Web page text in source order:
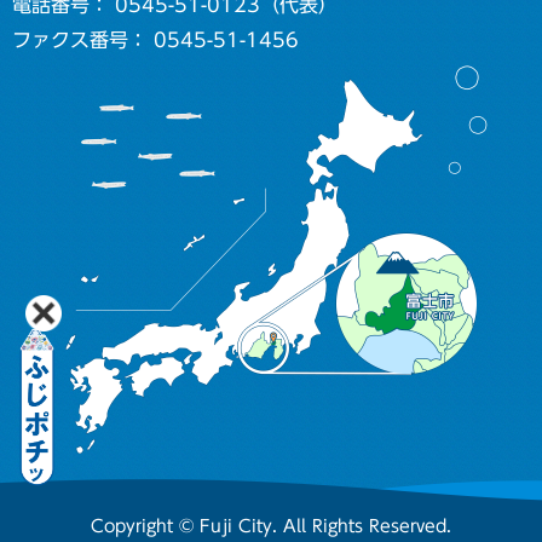
電話番号： 0545-51-0123（代表）
ファクス番号： 0545-51-1456
Copyright © Fuji City. All Rights Reserved.